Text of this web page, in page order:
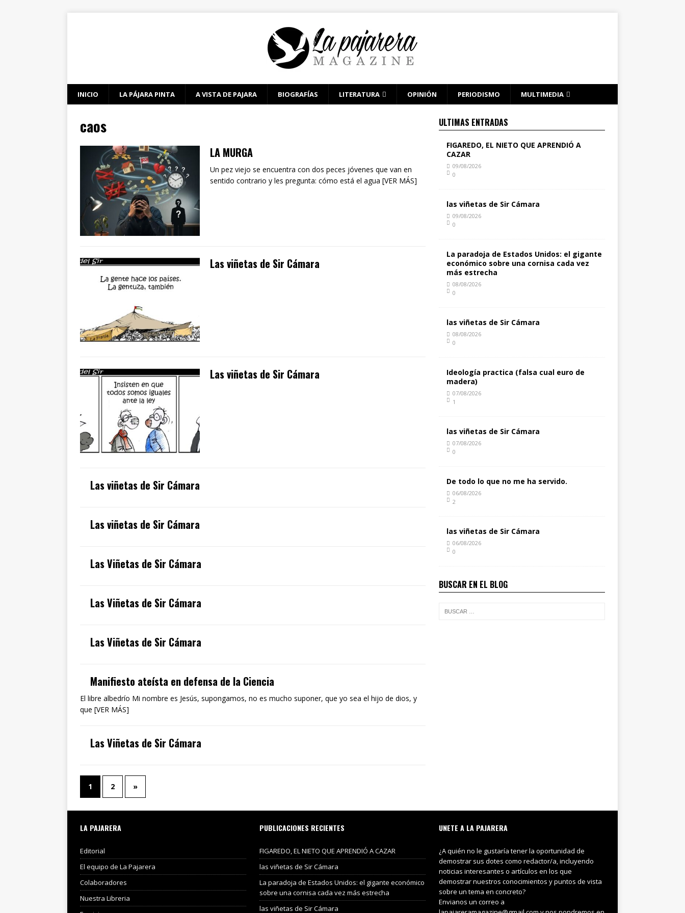
INICIO LA PÁJARA PINTA A VISTA DE PAJARA BIOGRAFÍAS LITERATURA OPINIÓN PERIODISMO MULTIMEDIA
caos
LA MURGA
Un pez viejo se encuentra con dos peces jóvenes que van en
sentido contrario y les pregunta: cómo está el agua [VER MÁS]
Las viñetas de Sir Cámara
Las viñetas de Sir Cámara
Las viñetas de Sir Cámara
Las viñetas de Sir Cámara
Las Viñetas de Sir Cámara
Las Viñetas de Sir Cámara
Las Viñetas de Sir Cámara
Manifiesto ateísta en defensa de la Ciencia
El libre albedrío Mi nombre es Jesús, supongamos, no es mucho suponer, que yo sea el hijo de dios, y
que [VER MÁS]
Las Viñetas de Sir Cámara
1 2 »
ULTIMAS ENTRADAS
FIGAREDO, EL NIETO QUE APRENDIÓ A
CAZAR
09/08/2026
0
las viñetas de Sir Cámara
09/08/2026
0
La paradoja de Estados Unidos: el gigante
económico sobre una cornisa cada vez
más estrecha
08/08/2026
0
las viñetas de Sir Cámara
08/08/2026
0
Ideología practica (falsa cual euro de
madera)
07/08/2026
1
las viñetas de Sir Cámara
07/08/2026
0
De todo lo que no me ha servido.
06/08/2026
2
las viñetas de Sir Cámara
06/08/2026
0
BUSCAR EN EL BLOG
LA PAJARERA
Editorial
El equipo de La Pajarera
Colaboradores
Nuestra Libreria
PUBLICACIONES RECIENTES
FIGAREDO, EL NIETO QUE APRENDIÓ A CAZAR
las viñetas de Sir Cámara
La paradoja de Estados Unidos: el gigante económico
sobre una cornisa cada vez más estrecha
las viñetas de Sir Cámara
UNETE A LA PAJARERA
¿A quién no le gustaría tener la oportunidad de
demostrar sus dotes como redactor/a, incluyendo
noticias interesantes o artículos en los que
demostrar nuestros conocimientos y puntos de vista
sobre un tema en concreto?
Envianos un correo a